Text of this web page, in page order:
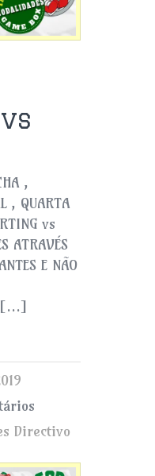
vs
,
, QUARTA
vs
ATRAVÉS
E NÃO
[…]
Directivo